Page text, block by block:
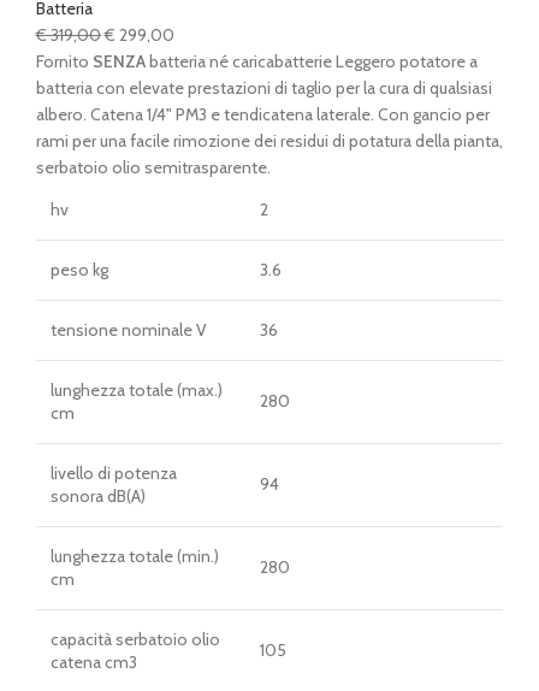
Batteria
€319,00Il
prezzo
originale
era:
€ 319,00.
€ 299,00
prezzo
attuale
è:
€ 299,00.
Fornito SENZAbatteria né caricabatterie Leggero potatore a
batteria con elevate prestazioni di taglio per la cura di qualsiasi
albero. Catena 1/4" PM3 e tendicatena laterale. Con gancio per
rami per una facile rimozione dei residui di potatura della pianta,
serbatoio olio semitrasparente.
hv
2
peso kg 3.6
tensione nominale V 36
lunghezza totale (max.)
cm
280
livello di potenza
sonora dB(A)
94
lunghezza totale (min.)
cm
280
capacità serbatoio olio
catena cm3
105